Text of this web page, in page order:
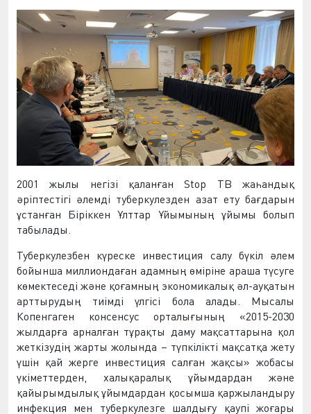
2001 жылы негізі қаланған Stop TB жаһандық
әріптестігі әлемді туберкулезден азат ету бағдарын
ұстанған Біріккен Ұлттар Ұйымының ұйымы болып
табылады.
Туберкулезбен күреске инвестиция салу бүкіл әлем
бойынша миллиондаған адамның өміріне араша түсуге
көмектеседі және қоғамның экономикалық әл-ауқатын
арттырудың тиімді үлгісі бола алады. Мысалы
Копенгаген консенсус орталығының «2015-2030
жылдарға арналған тұрақты даму мақсаттарына қол
жеткізудің жарты жолында – түпкілікті мақсатқа жету
үшін қай жерге инвестиция салған жақсы» жобасы
үкіметтерден, халықаралық ұйымдардан және
қайырымдылық ұйымдардан қосымша қаржыландыру
инфекция мен туберкулезге шалдығу қаупі жоғары